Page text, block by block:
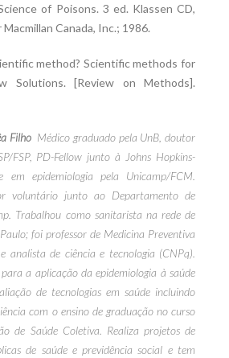
of Poisons. 3 ed. Klassen CD,
Canada, Inc.; 1986.
method? Scientific methods for
Solutions. [Review on Methods].
Filho Médico graduado pela UnB, doutor
FSP, PD-Fellow junto à Johns Hopkins-
em epidemiologia pela Unicamp/FCM.
voluntário junto ao Departamento de
Trabalhou como sanitarista na rede de
foi professor de Medicina Preventiva
analista de ciência e tecnologia (CNPq).
a aplicação da epidemiologia à saúde
de tecnologias em saúde incluindo
com o ensino de graduação no curso
de Saúde Coletiva. Realiza projetos de
de saúde e previdência social e tem